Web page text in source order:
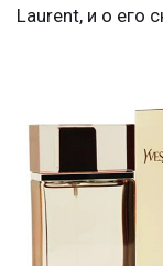
Laurent, и о его